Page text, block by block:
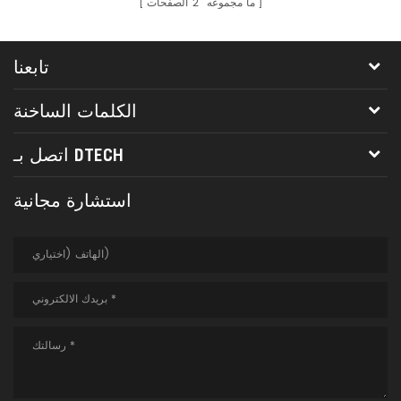
تابعنا
الكلمات الساخنة
اتصل بـ DTECH
استشارة مجانية